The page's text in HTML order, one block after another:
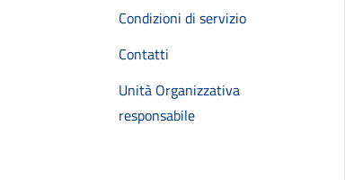
Condizioni di servizio
Contatti
Unità Organizzativa
responsabile